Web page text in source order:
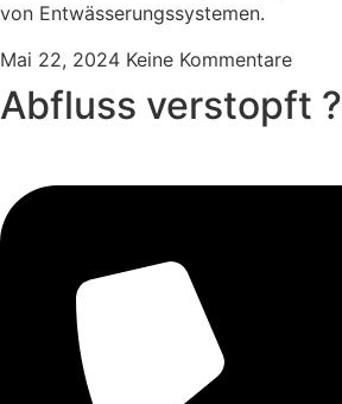
von Entwässerungssystemen.
Mai 22, 2024 Keine Kommentare
Abfluss verstopft ?